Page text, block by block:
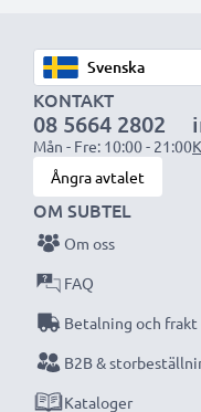
OBS:För bästa
batterierna fullt
Missa aldrig ett
kompakta LCD-
Beställ nu med
KONTAKT
08 5664 2802
Mån - Fre: 10:00 - 21:00
Ångra avtalet
OM SUBTEL
Om oss
FAQ
Betalning och frakt
B2B &
Kataloger